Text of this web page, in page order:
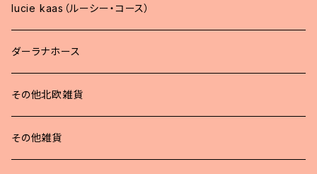
lucie kaas（ルーシー・コース）
ダーラナホース
その他北欧雑貨
その他雑貨